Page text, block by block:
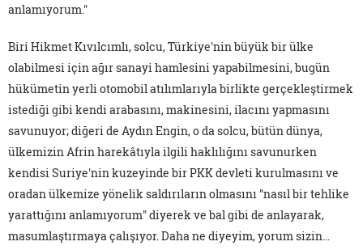
anlamıyorum."
Biri Hikmet Kıvılcımlı, solcu, Türkiye'nin büyük bir ülke
olabilmesi için ağır sanayi hamlesini yapabilmesini, bugün
hükümetin yerli otomobil atılımlarıyla birlikte gerçekleştirmek
istediği gibi kendi arabasını, makinesini, ilacını yapmasını
savunuyor; diğeri de Aydın Engin, o da solcu, bütün dünya,
ülkemizin Afrin harekâtıyla ilgili haklılığını savunurken
kendisi Suriye'nin kuzeyinde bir PKK devleti kurulmasını ve
oradan ülkemize yönelik saldırıların olmasını "nasıl bir tehlike
yarattığını anlamıyorum" diyerek ve bal gibi de anlayarak,
masumlaştırmaya çalışıyor. Daha ne diyeyim, yorum sizin…